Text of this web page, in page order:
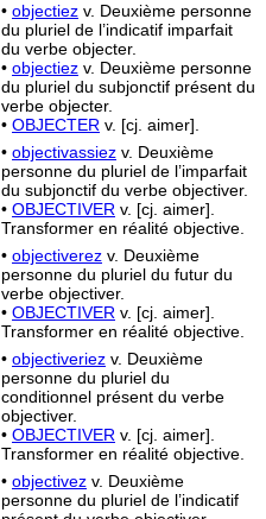
• objectiez v. Deuxième personne
du pluriel de l’indicatif imparfait
du verbe objecter.
• objectiez v. Deuxième personne
du pluriel du subjonctif présent du
verbe objecter.
• OBJECTER v. [cj. aimer].
• objectivassiez v. Deuxième
personne du pluriel de l’imparfait
du subjonctif du verbe objectiver.
• OBJECTIVER v. [cj. aimer].
Transformer en réalité objective.
• objectiverez v. Deuxième
personne du pluriel du futur du
verbe objectiver.
• OBJECTIVER v. [cj. aimer].
Transformer en réalité objective.
• objectiveriez v. Deuxième
personne du pluriel du
conditionnel présent du verbe
objectiver.
• OBJECTIVER v. [cj. aimer].
Transformer en réalité objective.
• objectivez v. Deuxième
personne du pluriel de l’indicatif